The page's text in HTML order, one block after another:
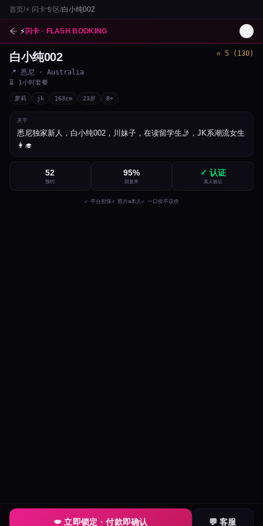
首页/⚡ 闪卡专区/白小纯002
⚡闪卡 · FLASH BOOKING
1/3
白小纯002 ⭐ 5 ( 130)
📍 悉尼 · Australia
⏳ 1小时套餐
萝莉 jk 163cm 23岁 B+
关于
悉尼独家新人，白小纯002，川妹子，在读留学生🤳，JK系潮流女生
👩‍🎓
52
预约
95%
回复率
✓ 认证
真人验证
✓ 平台担保✓ 照片=本人 ✓ 一口价不议价
💋 立即锁定 · 付款即确认 💬 客服